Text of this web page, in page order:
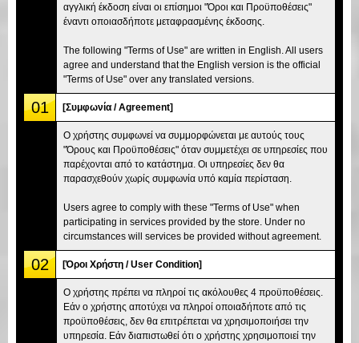
Τόκιο Ασακούσα Οσάκα
αγγλική έκδοση είναι οι επίσημοι "Όροι και Προϋποθέσεις"
έναντι οποιασδήποτε μεταφρασμένης έκδοσης.
The following "Terms of Use" are written in English. All users
agree and understand that the English version is the official
"Terms of Use" over any translated versions.
01 [Συμφωνία / Agreement]
Ο χρήστης συμφωνεί να συμμορφώνεται με αυτούς τους
"Όρους και Προϋποθέσεις" όταν συμμετέχει σε υπηρεσίες που
παρέχονται από το κατάστημα. Οι υπηρεσίες δεν θα
παρασχεθούν χωρίς συμφωνία υπό καμία περίσταση.
Users agree to comply with these "Terms of Use" when
participating in services provided by the store. Under no
circumstances will services be provided without agreement.
02 [Όροι Χρήστη / User Condition]
Ο χρήστης πρέπει να πληροί τις ακόλουθες 4 προϋποθέσεις.
Εάν ο χρήστης αποτύχει να πληροί οποιαδήποτε από τις
προϋποθέσεις, δεν θα επιτρέπεται να χρησιμοποιήσει την
υπηρεσία. Εάν διαπιστωθεί ότι ο χρήστης χρησιμοποιεί την